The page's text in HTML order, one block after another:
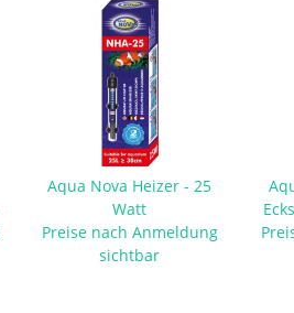
Aqua Nova Heizer - 25
Watt
Preise nach Anmeldung
sichtbar